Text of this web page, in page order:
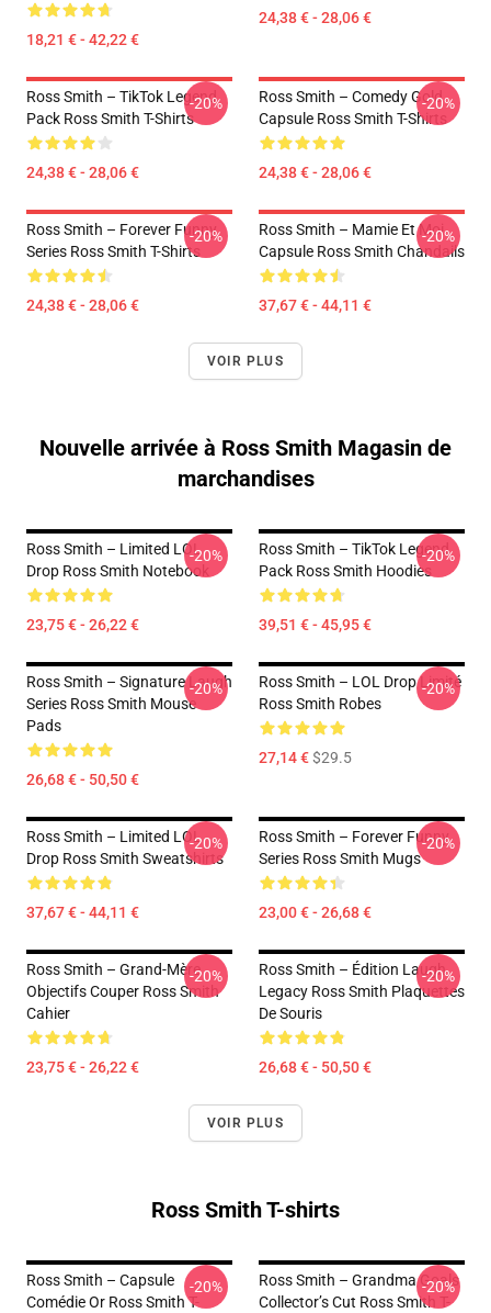
18,21 € - 42,22 €
24,38 € - 28,06 €
Ross Smith – TikTok Legend
Pack Ross Smith T-Shirts
24,38 € - 28,06 €
-20%
Ross Smith – Comedy Gold
Capsule Ross Smith T-Shirts
24,38 € - 28,06 €
-20%
Ross Smith – Forever Funny
Series Ross Smith T-Shirts
24,38 € - 28,06 €
-20%
Ross Smith – Mamie Et Moi
Capsule Ross Smith Chandails
37,67 € - 44,11 €
-20%
VOIR PLUS
Nouvelle arrivée à Ross Smith Magasin de
marchandises
Ross Smith – Limited LOL
Drop Ross Smith Notebook
23,75 € - 26,22 €
-20%
Ross Smith – TikTok Legend
Pack Ross Smith Hoodies
39,51 € - 45,95 €
-20%
Ross Smith – Signature Laugh
Series Ross Smith Mouse
Pads
26,68 € - 50,50 €
-20%
Ross Smith – LOL Drop Limité
Ross Smith Robes
27,14 €$29.5
-20%
Ross Smith – Limited LOL
Drop Ross Smith Sweatshirts
37,67 € - 44,11 €
-20%
Ross Smith – Forever Funny
Series Ross Smith Mugs
23,00 € - 26,68 €
-20%
Ross Smith – Grand-Mère
Objectifs Couper Ross Smith
Cahier
23,75 € - 26,22 €
-20%
Ross Smith – Édition Laugh
Legacy Ross Smith Plaquettes
De Souris
26,68 € - 50,50 €
-20%
VOIR PLUS
Ross Smith T-shirts
Ross Smith – Capsule
Comédie Or Ross Smith T-
-20%
Ross Smith – Grandma Goals
Collector’s Cut Ross Smith T-
-20%